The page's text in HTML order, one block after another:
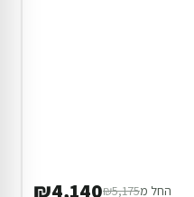
החל מ₪5,175
₪4,140